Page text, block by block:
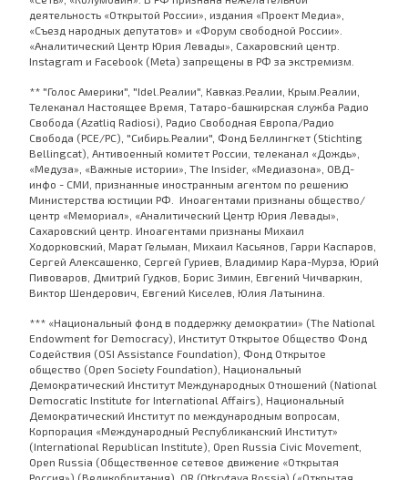
деятельность «Открытой России», издания «Проект Медиа»,
«Съезд народных депутатов» и «Форум свободной России».
«Аналитический Центр Юрия Левады», Сахаровский центр.
Instagram и Facebook (Metа) запрещены в РФ за экстремизм.
** "Голос Америки", "Idel.Реалии", Кавказ.Реалии, Крым.Реалии,
Телеканал Настоящее Время, Татаро-башкирская служба Радио
Свобода (Azatliq Radiosi), Радио Свободная Европа/Радио
Свобода (PCE/PC), "Сибирь.Реалии", Фонд Беллингкет (Stichting
Bellingcat), Антивоенный комитет России, телеканал «Дождь»,
«Медуза», «Важные истории», The Insider, «Медиазона», ОВД-
инфо - СМИ, признанные иностранным агентом по решению
Министерства юстиции РФ. Иноагентами признаны общество/
центр «Мемориал», «Аналитический Центр Юрия Левады»,
Сахаровский центр. Иноагентами признаны Михаил
Ходорковский, Марат Гельман, Михаил Касьянов, Гарри Каспаров,
Сергей Алексашенко, Сергей Гуриев, Владимир Кара-Мурза, Юрий
Пивоваров, Дмитрий Гудков, Борис Зимин, Евгений Чичваркин,
Виктор Шендерович, Евгений Киселев, Юлия Латынина.
*** «Национальный фонд в поддержку демократии» (The National
Endowment for Democracy), Институт Открытое Общество Фонд
Содействия (OSI Assistance Foundation), Фонд Открытое
общество (Open Society Foundation), Национальный
Демократический Институт Международных Отношений (National
Democratic Institute for International Affairs), Национальный
Демократический Институт по международным вопросам,
Корпорация «Международный Республиканский Институт»
(International Republican Institute), Open Russia Civic Movement,
Open Russia (Общественное сетевое движение «Открытая